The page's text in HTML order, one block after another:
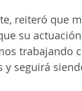
reiteró que
su
trabajando
y seguirá